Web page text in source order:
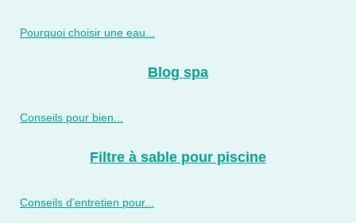
Pourquoi choisir une eau...
Blog spa
Conseils pour bien...
Filtre à sable pour piscine
Conseils d'entretien pour...